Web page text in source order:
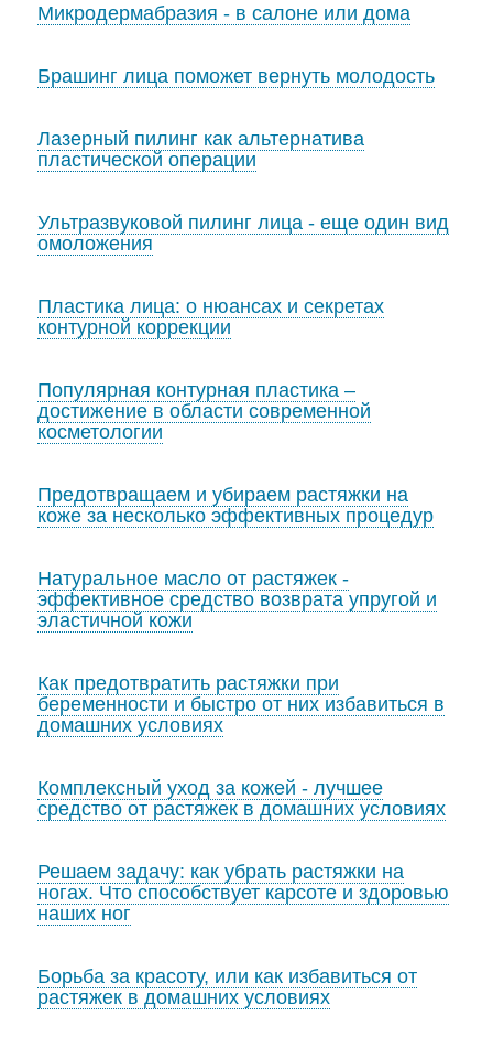
Микродермабразия - в салоне или дома
Брашинг лица поможет вернуть молодость
Лазерный пилинг как альтернатива
пластической операции
Ультразвуковой пилинг лица - еще один вид
омоложения
Пластика лица: о нюансах и секретах
контурной коррекции
Популярная контурная пластика –
достижение в области современной
косметологии
Предотвращаем и убираем растяжки на
коже за несколько эффективных процедур
Натуральное масло от растяжек -
эффективное средство возврата упругой и
эластичной кожи
Как предотвратить растяжки при
беременности и быстро от них избавиться в
домашних условиях
Комплексный уход за кожей - лучшее
средство от растяжек в домашних условиях
Решаем задачу: как убрать растяжки на
ногах. Что способствует карсоте и здоровью
наших ног
Борьба за красоту, или как избавиться от
растяжек в домашних условиях